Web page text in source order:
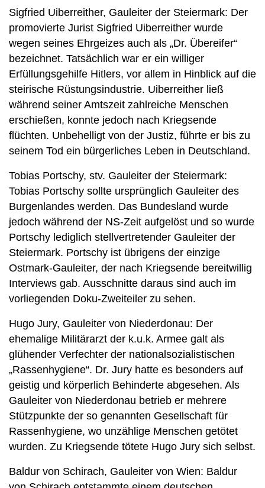
Sigfried Uiberreither, Gauleiter der Steiermark: Der
promovierte Jurist Sigfried Uiberreither wurde
wegen seines Ehrgeizes auch als „Dr. Übereifer“
bezeichnet. Tatsächlich war er ein williger
Erfüllungsgehilfe Hitlers, vor allem in Hinblick auf die
steirische Rüstungsindustrie. Uiberreither ließ
während seiner Amtszeit zahlreiche Menschen
erschießen, konnte jedoch nach Kriegsende
flüchten. Unbehelligt von der Justiz, führte er bis zu
seinem Tod ein bürgerliches Leben in Deutschland.
Tobias Portschy, stv. Gauleiter der Steiermark:
Tobias Portschy sollte ursprünglich Gauleiter des
Burgenlandes werden. Das Bundesland wurde
jedoch während der NS-Zeit aufgelöst und so wurde
Portschy lediglich stellvertretender Gauleiter der
Steiermark. Portschy ist übrigens der einzige
Ostmark-Gauleiter, der nach Kriegsende bereitwillig
Interviews gab. Ausschnitte daraus sind auch im
vorliegenden Doku-Zweiteiler zu sehen.
Hugo Jury, Gauleiter von Niederdonau: Der
ehemalige Militärarzt der k.u.k. Armee galt als
glühender Verfechter der nationalsozialistischen
„Rassenhygiene“. Dr. Jury hatte es besonders auf
geistig und körperlich Behinderte abgesehen. Als
Gauleiter von Niederdonau betrieb er mehrere
Stützpunkte der so genannten Gesellschaft für
Rassenhygiene, wo unzählige Menschen getötet
wurden. Zu Kriegsende tötete Hugo Jury sich selbst.
Baldur von Schirach, Gauleiter von Wien: Baldur